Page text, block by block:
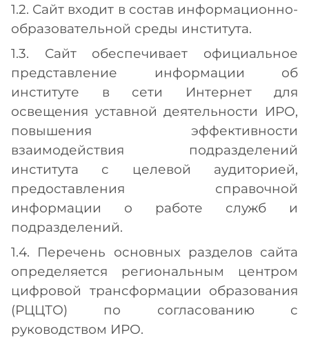
1.2. Сайт входит в состав информационно-
образовательной среды института.
1.3. Сайт обеспечивает официальное
представление информации об
институте в сети Интернет для
освещения уставной деятельности ИРО,
повышения эффективности
взаимодействия подразделений
института с целевой аудиторией,
предоставления справочной
информации о работе служб и
подразделений.
1.4. Перечень основных разделов сайта
определяется региональным центром
цифровой трансформации образования
(РЦЦТО) по согласованию с
руководством ИРО.